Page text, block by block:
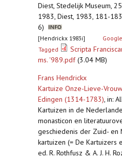
Diest, Stedelijk Museum,
1983, Diest, 1983, 181-
6)
[Hendrickx 1983i]
Tagged
Scripta
ms. '989.pdf(3.04 MB)
Frans Hendrickx
Kartuize Onze-Lieve-
Edingen (1314-1783), in:
Kartuizen in de
monasticon en
geschiedenis der Zuid- en
kartuizen (= De Kartuizers
ed. R. Rothfusz & A. J. H.